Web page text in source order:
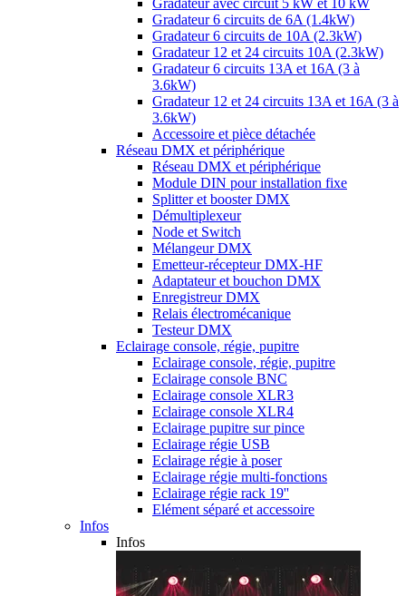
Gradateur avec circuit 5 kW et 10 kW
Gradateur 6 circuits de 6A (1.4kW)
Gradateur 6 circuits de 10A (2.3kW)
Gradateur 12 et 24 circuits 10A (2.3kW)
Gradateur 6 circuits 13A et 16A (3 à
3.6kW)
Gradateur 12 et 24 circuits 13A et 16A (3 à
3.6kW)
Accessoire et pièce détachée
Réseau DMX et périphérique
Réseau DMX et périphérique
Module DIN pour installation fixe
Splitter et booster DMX
Démultiplexeur
Node et Switch
Mélangeur DMX
Emetteur-récepteur DMX-HF
Adaptateur et bouchon DMX
Enregistreur DMX
Relais électromécanique
Testeur DMX
Eclairage console, régie, pupitre
Eclairage console, régie, pupitre
Eclairage console BNC
Eclairage console XLR3
Eclairage console XLR4
Eclairage pupitre sur pince
Eclairage régie USB
Eclairage régie à poser
Eclairage régie multi-fonctions
Eclairage régie rack 19''
Elément séparé et accessoire
Infos
Infos